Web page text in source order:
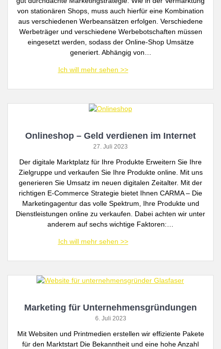
von stationären Shops, muss auch hierfür eine Kombination
aus verschiedenen Werbeansätzen erfolgen. Verschiedene
Werbeträger und verschiedene Werbebotschaften müssen
eingesetzt werden, sodass der Online-Shop Umsätze
generiert. Abhängig von…
Onlineshop – Geld verdienen im Internet
27. Juli 2023
Der digitale Marktplatz für Ihre Produkte Erweitern Sie Ihre
Zielgruppe und verkaufen Sie Ihre Produkte online. Mit uns
generieren Sie Umsatz im neuen digitalen Zeitalter. Mit der
richtigen E-Commerce Strategie bietet Ihnen CARMA – Die
Marketingagentur das volle Spektrum, Ihre Produkte und
Dienstleistungen online zu verkaufen. Dabei achten wir unter
anderem auf sechs wichtige Faktoren:…
Marketing für Unternehmensgründungen
6. Juli 2023
Mit Websiten und Printmedien erstellen wir effiziente Pakete
für den Marktstart Die Bekanntheit und eine hohe Anzahl